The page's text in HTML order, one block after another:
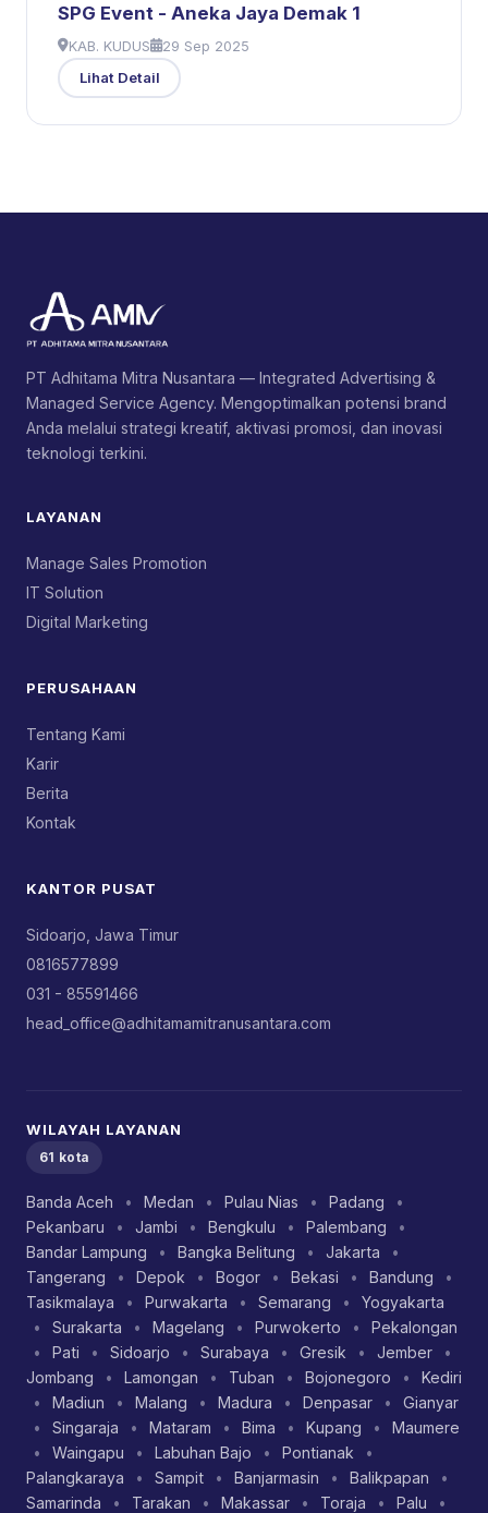
SPG Event - Aneka Jaya Demak 1
KAB. KUDUS 29 Sep 2025
Lihat Detail
PT Adhitama Mitra Nusantara — Integrated Advertising &
Managed Service Agency. Mengoptimalkan potensi brand
Anda melalui strategi kreatif, aktivasi promosi, dan inovasi
teknologi terkini.
LAYANAN
Manage Sales Promotion
IT Solution
Digital Marketing
PERUSAHAAN
Tentang Kami
Karir
Berita
Kontak
KANTOR PUSAT
Sidoarjo, Jawa Timur
0816577899
031 - 85591466
head_office@adhitamamitranusantara.com
WILAYAH LAYANAN
61 kota
Banda Aceh • Medan • Pulau Nias • Padang
•
Pekanbaru
• Jambi • Bengkulu • Palembang
•
Bandar Lampung
• Bangka Belitung • Jakarta
•
Tangerang
• Depok • Bogor • Bekasi • Bandung
•
Tasikmalaya
• Purwakarta • Semarang •
Yogyakarta
•
Surakarta • Magelang • Purwokerto •
Pekalongan
•
Pati • Sidoarjo • Surabaya • Gresik • Jember
•
Jombang
• Lamongan • Tuban • Bojonegoro •
Kediri
•
Madiun • Malang • Madura • Denpasar •
Gianyar
•
Singaraja • Mataram • Bima • Kupang •
Maumere
•
Waingapu • Labuhan Bajo • Pontianak
•
Palangkaraya
• Sampit • Banjarmasin • Balikpapan
•
Samarinda
• Tarakan • Makassar • Toraja • Palu •